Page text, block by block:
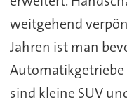
weitgehend
Jahren ist man
Automatikgetriebe
sind kleine SUV